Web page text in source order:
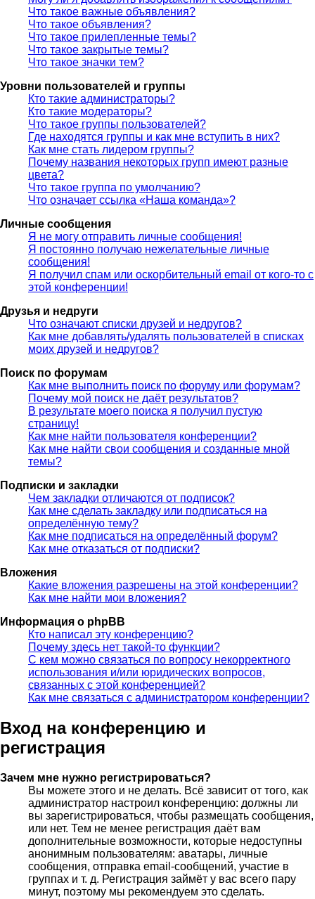
Что такое важные объявления?
Что такое объявления?
Что такое прилепленные темы?
Что такое закрытые темы?
Что такое значки тем?
Уровни пользователей и группы
Кто такие администраторы?
Кто такие модераторы?
Что такое группы пользователей?
Где находятся группы и как мне вступить в них?
Как мне стать лидером группы?
Почему названия некоторых групп имеют разные
цвета?
Что такое группа по умолчанию?
Что означает ссылка «Наша команда»?
Личные сообщения
Я не могу отправить личные сообщения!
Я постоянно получаю нежелательные личные
сообщения!
Я получил спам или оскорбительный email от кого-то с
этой конференции!
Друзья и недруги
Что означают списки друзей и недругов?
Как мне добавлять/удалять пользователей в списках
моих друзей и недругов?
Поиск по форумам
Как мне выполнить поиск по форуму или форумам?
Почему мой поиск не даёт результатов?
В результате моего поиска я получил пустую
страницу!
Как мне найти пользователя конференции?
Как мне найти свои сообщения и созданные мной
темы?
Подписки и закладки
Чем закладки отличаются от подписок?
Как мне сделать закладку или подписаться на
определённую тему?
Как мне подписаться на определённый форум?
Как мне отказаться от подписки?
Вложения
Какие вложения разрешены на этой конференции?
Как мне найти мои вложения?
Информация о phpBB
Кто написал эту конференцию?
Почему здесь нет такой-то функции?
С кем можно связаться по вопросу некорректного
использования и/или юридических вопросов,
связанных с этой конференцией?
Как мне связаться с администратором конференции?
Вход на конференцию и
регистрация
Зачем мне нужно регистрироваться?
Вы можете этого и не делать. Всё зависит от того, как
администратор настроил конференцию: должны ли
вы зарегистрироваться, чтобы размещать сообщения,
или нет. Тем не менее регистрация даёт вам
дополнительные возможности, которые недоступны
анонимным пользователям: аватары, личные
сообщения, отправка email-сообщений, участие в
группах и т. д. Регистрация займёт у вас всего пару
минут, поэтому мы рекомендуем это сделать.